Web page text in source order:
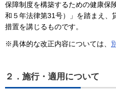
保障制度を構築するための健康保
和５年法律第31号）」を踏まえ、
措置を講じるものです。
※具体的な改正内容については、
２．施行・適用について